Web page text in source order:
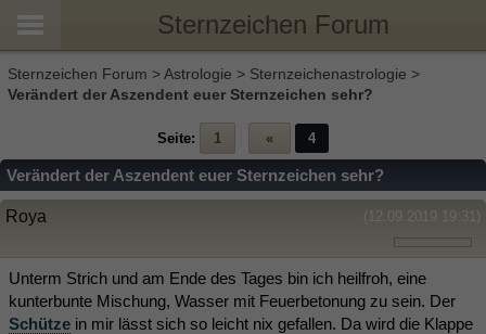
Sternzeichen Forum
Sternzeichen Forum >Astrologie > Sternzeichenastrologie >
Verändert der Aszendent euer Sternzeichen sehr?
Seite: 1 « 4
Verändert der Aszendent euer Sternzeichen sehr?
(12.09.2019 19:31)
Roya
Unterm Strich und am Ende des Tages bin ich heilfroh, eine
kunterbunte Mischung, Wasser mit Feuerbetonung zu sein. Der
Schütze in mir lässt sich so leicht nix gefallen. Da wird die Klappe